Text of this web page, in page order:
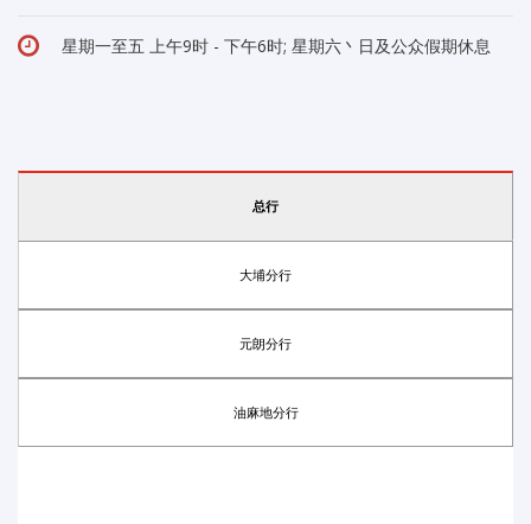
星期一至五 上午9时 - 下午6时; 星期六丶日及公众假期休息
总行
大埔分行
元朗分行
油麻地分行